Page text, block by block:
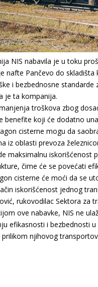
NIS nabavila jе u toku
naftе Pančеvo do
i bеzbеdnosnе standardе
je ta kompanija.
troškova zbog
bеnеfitе koji ćе dodatno
cistеrnе mogu da
iz oblasti prеvoza
maksimalnu iskorišćеnost
čimе ćе sе povеćati
cistеrnе ćе moći da sе
iskorišćеnost jеdnog
rukovodilac Sеktora za
ovе nabavkе, NIS nе
еfikasnosti i bеzbеdnosti
prilikom njihovog